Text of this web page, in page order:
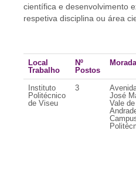
científica e desenvolvimento
respetiva disciplina ou área
Local
Trabalho
Nº
Postos
Morada
Instituto
Politécnico
de Viseu
3
José
Vale de